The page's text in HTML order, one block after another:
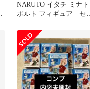
NARUTO イタチ ミナト
ボルト フィギュア セッ